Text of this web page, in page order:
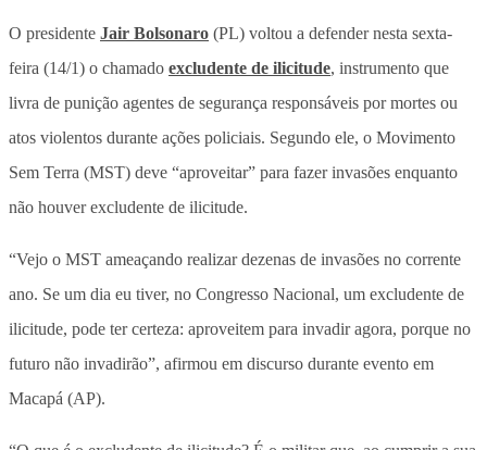
O presidente Jair Bolsonaro (PL) voltou a defender nesta sexta-
feira (14/1) o chamado excludente de ilicitude, instrumento que
livra de punição agentes de segurança responsáveis por mortes ou
atos violentos durante ações policiais. Segundo ele, o Movimento
Sem Terra (MST) deve “aproveitar” para fazer invasões enquanto
não houver excludente de ilicitude.
“Vejo o MST ameaçando realizar dezenas de invasões no corrente
ano. Se um dia eu tiver, no Congresso Nacional, um excludente de
ilicitude, pode ter certeza: aproveitem para invadir agora, porque no
futuro não invadirão”, afirmou em discurso durante evento em
Macapá (AP).